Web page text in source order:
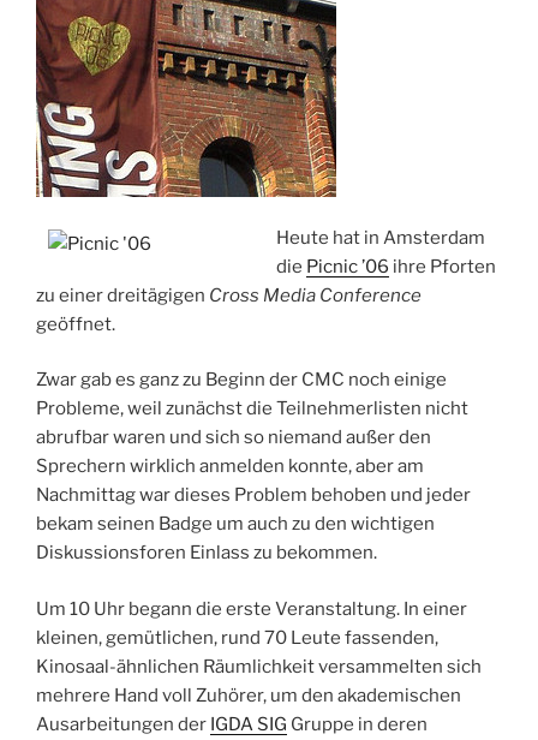
Heute hat in Amsterdam
die Picnic ’06 ihre Pforten
zu einer dreitägigen Cross Media Conference
geöffnet.
Zwar gab es ganz zu Beginn der CMC noch einige
Probleme, weil zunächst die Teilnehmerlisten nicht
abrufbar waren und sich so niemand außer den
Sprechern wirklich anmelden konnte, aber am
Nachmittag war dieses Problem behoben und jeder
bekam seinen Badge um auch zu den wichtigen
Diskussionsforen Einlass zu bekommen.
Um 10 Uhr begann die erste Veranstaltung. In einer
kleinen, gemütlichen, rund 70 Leute fassenden,
Kinosaal-ähnlichen Räumlichkeit versammelten sich
mehrere Hand voll Zuhörer, um den akademischen
Ausarbeitungen der IGDA SIG Gruppe in deren